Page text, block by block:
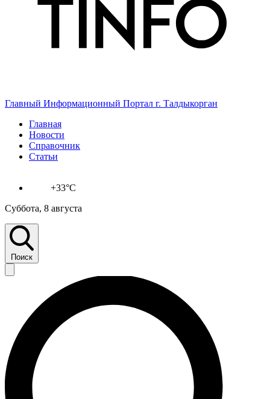
Главный Информационный Портал г. Талдыкорган
Главная
Новости
Справочник
Статьи
+33°C
Суббота, 8 августа
Поиск